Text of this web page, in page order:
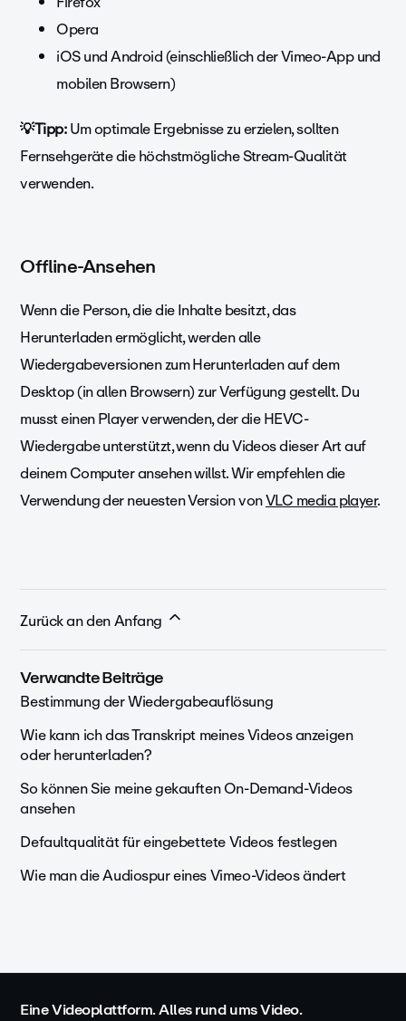
Opera
iOS und Android (einschließlich der Vimeo-App und
mobilen Browsern)
💡Tipp:Um optimale Ergebnisse zu erzielen, sollten
Fernsehgeräte die höchstmögliche Stream-Qualität
verwenden.
Offline-Ansehen
Wenn die Person, die die Inhalte besitzt, das
Herunterladen ermöglicht, werden alle
Wiedergabeversionen zum Herunterladen auf dem
Desktop (in allen Browsern) zur Verfügung gestellt. Du
musst einen Player verwenden, der die HEVC-
Wiedergabe unterstützt, wenn du Videos dieser Art auf
deinem Computer ansehen willst. Wir empfehlen die
Verwendung der neuesten Version vonVLC media player.
Zurück an den Anfang
Verwandte Beiträge
Bestimmung der Wiedergabeauflösung
Wie kann ich das Transkript meines Videos anzeigen
oder herunterladen?
So können Sie meine gekauften On-Demand-Videos
ansehen
Defaultqualität für eingebettete Videos festlegen
Wie man die Audiospur eines Vimeo-Videos ändert
Eine Videoplattform. Alles rund ums Video.